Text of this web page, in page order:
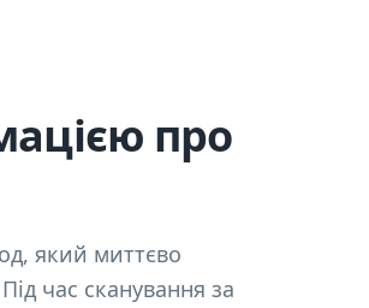
про
який миттєво
час сканування за